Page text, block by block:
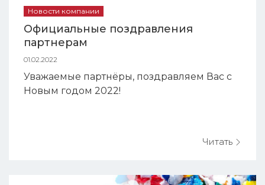
Новости компании
Официальные поздравления
партнерам
01.02.2022
Уважаемые партнёры, поздравляем Вас с
Новым годом 2022!
Читать